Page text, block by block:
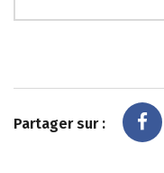
Partager sur :